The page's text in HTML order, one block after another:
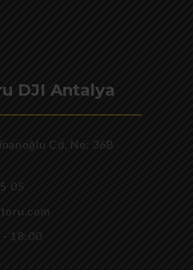
DJI Antalya
Cd, No: 36B
05
- 18:00